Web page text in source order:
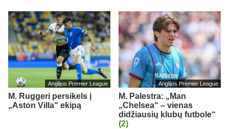
Anglijos Premier League
M. Ruggeri persikels į
„Aston Villa“ ekipą
Anglijos Premier League
M. Palestra: „Man
„Chelsea“ – vienas
didžiausių klubų futbole“
(2)